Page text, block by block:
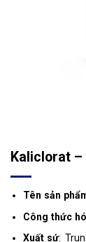
Kaliclorat –
Tên sản
Công thức
Xuất sứ: